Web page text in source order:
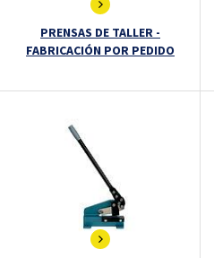
PRENSAS DE TALLER -
FABRICACIÓN POR PEDIDO